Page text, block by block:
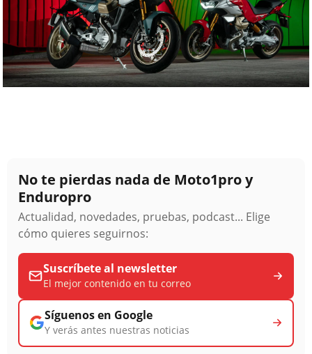
No te pierdas nada de Moto1pro y
Enduropro
Actualidad, novedades, pruebas, podcast... Elige
cómo quieres seguirnos:
Suscríbete al newsletter
El mejor contenido en tu correo
Síguenos en Google
Y verás antes nuestras noticias